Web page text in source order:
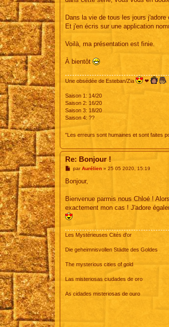
Dans la vie de tous les jours
Et j'en écris sur une application
Voilà, ma présentation est finie.
À bientôt
Une obsédée de Esteban/Zia ❤
Saison 1: 14/20
Saison 2: 16/20
Saison 3: 18/20
Saison 4: ??
"Les erreurs sont humaines et sont faites
Re: Bonjour !
M
s
g
parAurélien» 25 05 2020, 15:19
Bonjour,
Bienvenue parmis nous Chloé !
exactement mon cas ! J'adore
Les Mystérieuses Cités d'or
Die geheimnisvollen Städte des Goldes
The mysterious cities of gold
Las misteriosas ciudades de oro
As cidades misteriosas de ouro